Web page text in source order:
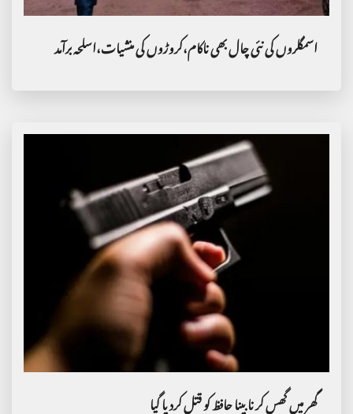
اسمگلروں کی نئی چال بھی ناکام،کروڑوں کی منشیات،اسلحہ برآمد